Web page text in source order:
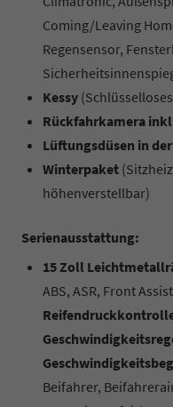
Coming/Leaving
Regensensor,
Kessy
Rückfahrkamera
Lüftungsdüsen in
Winterpaket
höhenverstellbar)
Serienausstattung:
15 Zoll
ABS, ASR, Front
Beifahrer,